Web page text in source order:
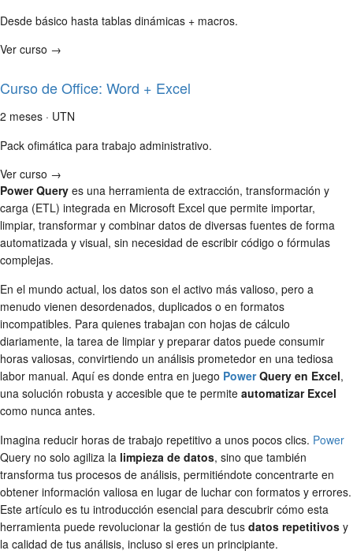
Desde básico hasta tablas dinámicas + macros.
Ver curso →
Curso de Office: Word + Excel
2 meses · UTN
Pack ofimática para trabajo administrativo.
Ver curso →
Power Query es una herramienta de extracción, transformación y
carga (ETL) integrada en Microsoft Excel que permite importar,
limpiar, transformar y combinar datos de diversas fuentes de forma
automatizada y visual, sin necesidad de escribir código o fórmulas
complejas.
En el mundo actual, los datos son el activo más valioso, pero a
menudo vienen desordenados, duplicados o en formatos
incompatibles. Para quienes trabajan con hojas de cálculo
diariamente, la tarea de limpiar y preparar datos puede consumir
horas valiosas, convirtiendo un análisis prometedor en una tediosa
labor manual. Aquí es donde entra en juego PowerQuery en Excel,
una solución robusta y accesible que te permite automatizar Excel
como nunca antes.
Imagina reducir horas de trabajo repetitivo a unos pocos clics. Power
Query no solo agiliza la limpieza de datos, sino que también
transforma tus procesos de análisis, permitiéndote concentrarte en
obtener información valiosa en lugar de luchar con formatos y errores.
Este artículo es tu introducción esencial para descubrir cómo esta
herramienta puede revolucionar la gestión de tus datos repetitivos y
la calidad de tus análisis, incluso si eres un principiante.